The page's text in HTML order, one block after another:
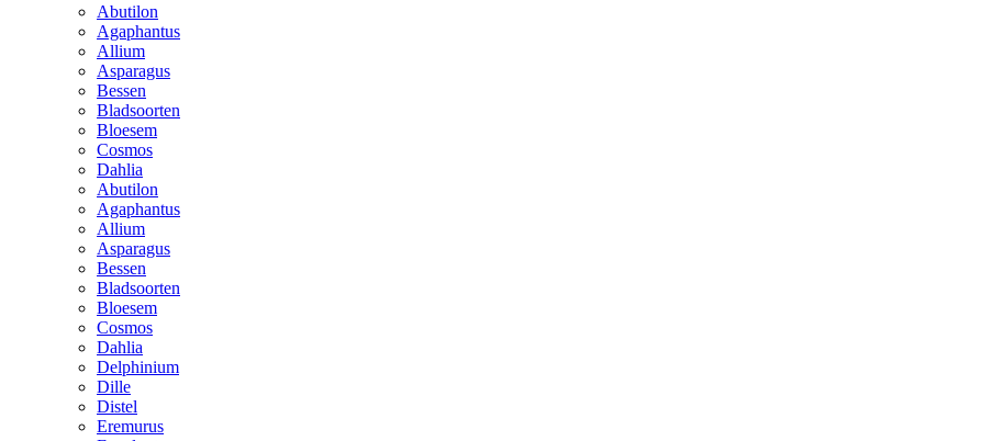
Abutilon
Agaphantus
Allium
Asparagus
Bessen
Bladsoorten
Bloesem
Cosmos
Dahlia
Abutilon
Agaphantus
Allium
Asparagus
Bessen
Bladsoorten
Bloesem
Cosmos
Dahlia
Delphinium
Dille
Distel
Eremurus